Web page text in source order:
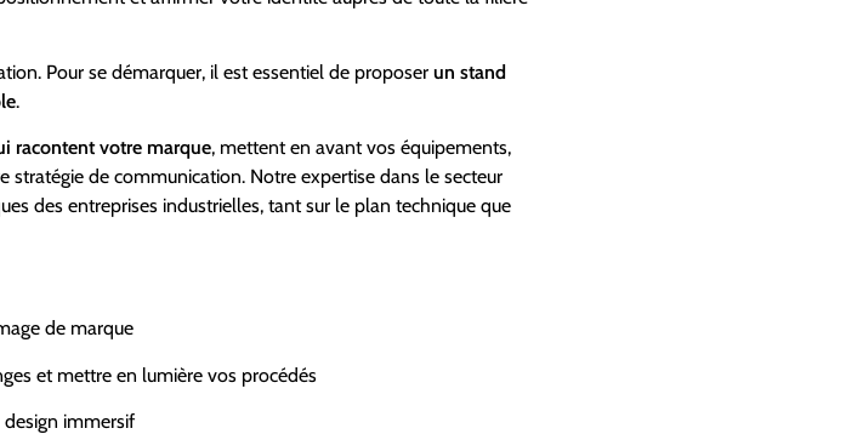
Pour se démarquer, il est essentiel de proposer un stand
.
racontent votre marque, mettent en avant vos équipements,
de communication. Notre expertise dans le secteur
des entreprises industrielles, tant sur le plan technique que
de marque
et mettre en lumière vos procédés
immersif